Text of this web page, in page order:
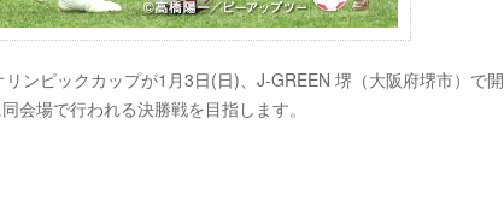
ンピックカップが1月3日(日)、J-GREEN 堺（大阪府堺市）で開
会場で行われる決勝戦を目指します。